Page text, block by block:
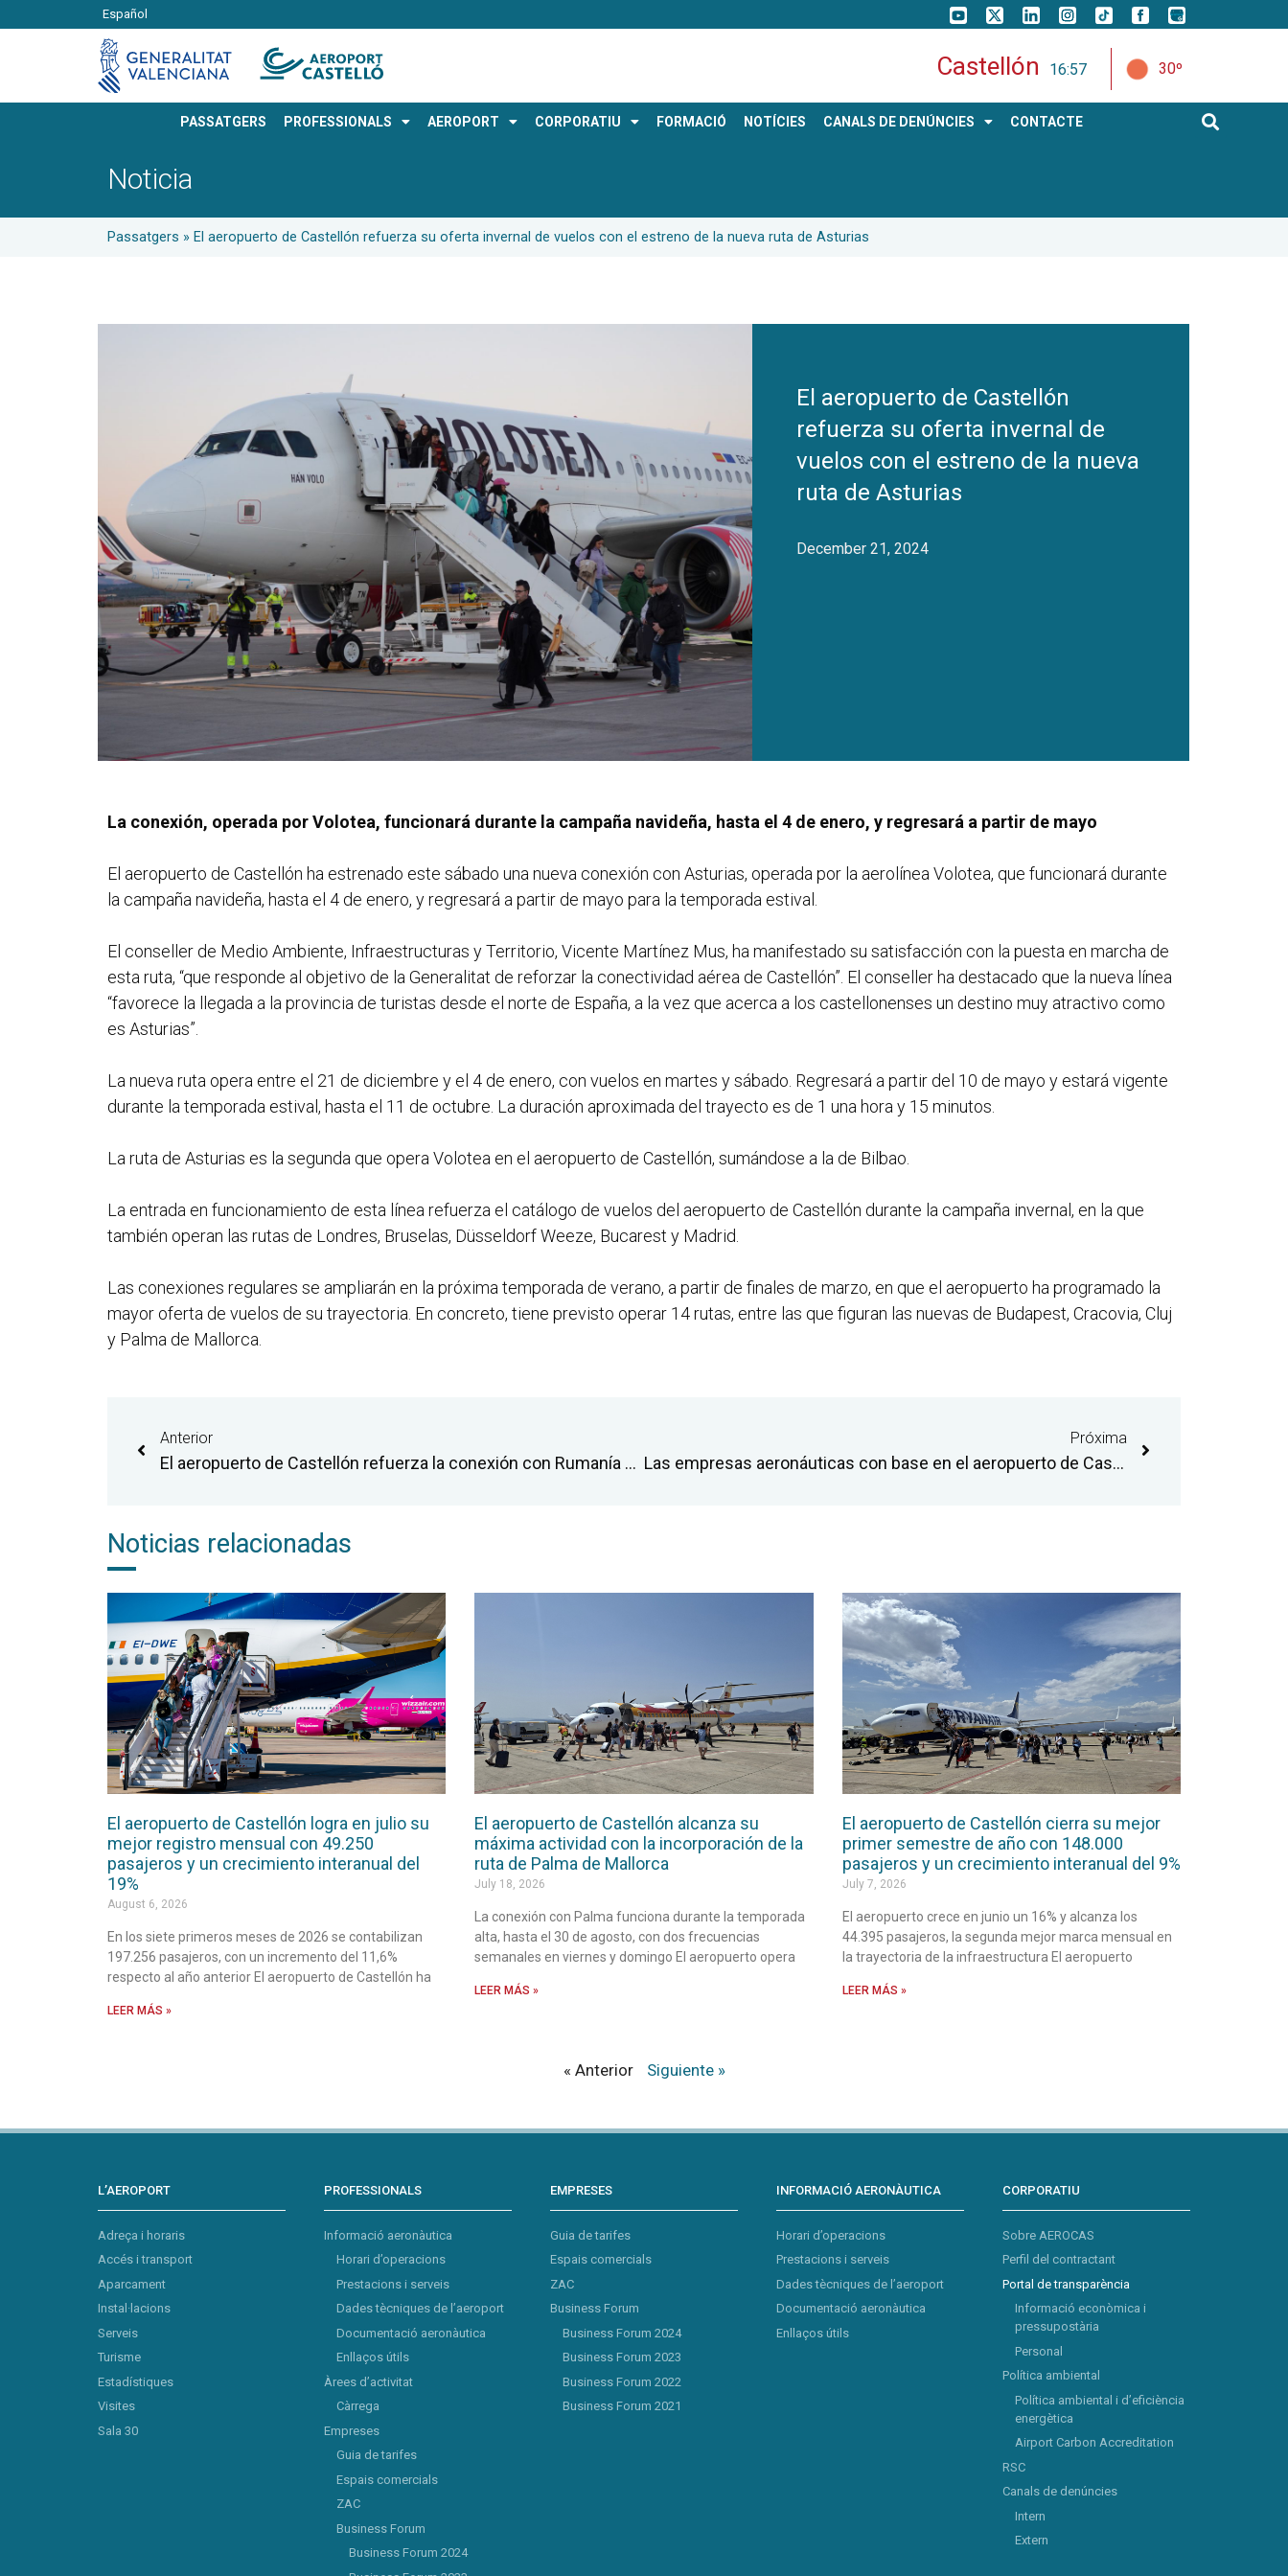
Español
Castellón 16:57 30º
PASSATGERS PROFESSIONALS AEROPORT CORPORATIU FORMACIÓ NOTÍCIES CANALS DE DENÚNCIES CONTACTE
Noticia
Passatgers » El aeropuerto de Castellón refuerza su oferta invernal de vuelos con el estreno de la nueva ruta de Asturias
El aeropuerto de Castellón
refuerza su oferta invernal de
vuelos con el estreno de la nueva
ruta de Asturias
December 21, 2024
La conexión, operada por Volotea, funcionará durante la campaña navideña, hasta el 4 de enero, y regresará a partir de mayo
El aeropuerto de Castellón ha estrenado este sábado una nueva conexión con Asturias, operada por la aerolínea Volotea, que funcionará durante
la campaña navideña, hasta el 4 de enero, y regresará a partir de mayo para la temporada estival.
El conseller de Medio Ambiente, Infraestructuras y Territorio, Vicente Martínez Mus, ha manifestado su satisfacción con la puesta en marcha de
esta ruta, “que responde al objetivo de la Generalitat de reforzar la conectividad aérea de Castellón”. El conseller ha destacado que la nueva línea
“favorece la llegada a la provincia de turistas desde el norte de España, a la vez que acerca a los castellonenses un destino muy atractivo como
es Asturias”.
La nueva ruta opera entre el 21 de diciembre y el 4 de enero, con vuelos en martes y sábado. Regresará a partir del 10 de mayo y estará vigente
durante la temporada estival, hasta el 11 de octubre. La duración aproximada del trayecto es de 1 una hora y 15 minutos.
La ruta de Asturias es la segunda que opera Volotea en el aeropuerto de Castellón, sumándose a la de Bilbao.
La entrada en funcionamiento de esta línea refuerza el catálogo de vuelos del aeropuerto de Castellón durante la campaña invernal, en la que
también operan las rutas de Londres, Bruselas, Düsseldorf Weeze, Bucarest y Madrid.
Las conexiones regulares se ampliarán en la próxima temporada de verano, a partir de finales de marzo, en que el aeropuerto ha programado la
mayor oferta de vuelos de su trayectoria. En concreto, tiene previsto operar 14 rutas, entre las que figuran las nuevas de Budapest, Cracovia, Cluj
y Palma de Mallorca.
Anterior
El aeropuerto de Castellón refuerza la conexión con Rumanía con una nueva ruta a Cluj para 2025 y garantiza la continuidad de la de Bucarest
Próxima
Las empresas aeronáuticas con base en el aeropuerto de Castellón intensifican su actividad durante la temporada de invierno
Noticias relacionadas
El aeropuerto de Castellón logra en julio su
mejor registro mensual con 49.250
pasajeros y un crecimiento interanual del
19%
August 6, 2026
En los siete primeros meses de 2026 se contabilizan
197.256 pasajeros, con un incremento del 11,6%
respecto al año anterior El aeropuerto de Castellón ha
LEER MÁS »
El aeropuerto de Castellón alcanza su
máxima actividad con la incorporación de la
ruta de Palma de Mallorca
July 18, 2026
La conexión con Palma funciona durante la temporada
alta, hasta el 30 de agosto, con dos frecuencias
semanales en viernes y domingo El aeropuerto opera
LEER MÁS »
El aeropuerto de Castellón cierra su mejor
primer semestre de año con 148.000
pasajeros y un crecimiento interanual del 9%
July 7, 2026
El aeropuerto crece en junio un 16% y alcanza los
44.395 pasajeros, la segunda mejor marca mensual en
la trayectoria de la infraestructura El aeropuerto
LEER MÁS »
« Anterior Siguiente »
L’AEROPORT
Adreça i horaris
Accés i transport
Aparcament
Instal·lacions
Serveis
Turisme
Estadístiques
Visites
Sala 30
PROFESSIONALS
Informació aeronàutica
Horari d’operacions
Prestacions i serveis
Dades tècniques de l’aeroport
Documentació aeronàutica
Enllaços útils
Àrees d’activitat
Càrrega
Empreses
Guia de tarifes
Espais comercials
ZAC
Business Forum
Business Forum 2024
EMPRESES
Guia de tarifes
Espais comercials
ZAC
Business Forum
Business Forum 2024
Business Forum 2023
Business Forum 2022
Business Forum 2021
INFORMACIÓ AERONÀUTICA
Horari d’operacions
Prestacions i serveis
Dades tècniques de l’aeroport
Documentació aeronàutica
Enllaços útils
CORPORATIU
Sobre AEROCAS
Perfil del contractant
Portal de transparència
Informació econòmica i
pressupostària
Personal
Política ambiental
Política ambiental i d’eficiència
energètica
Airport Carbon Accreditation
RSC
Canals de denúncies
Intern
Extern